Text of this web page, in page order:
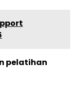
pelatihan